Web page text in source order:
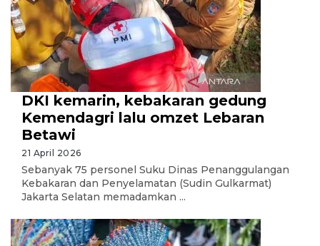
DKI kemarin, kebakaran gedung
Kemendagri lalu omzet Lebaran
Betawi
21 April 2026
Sebanyak 75 personel Suku Dinas Penanggulangan
Kebakaran dan Penyelamatan (Sudin Gulkarmat)
Jakarta Selatan memadamkan ...